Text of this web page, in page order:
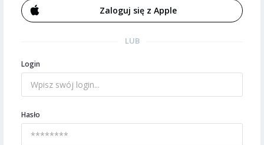
Zaloguj się z Apple
LUB
Login
Hasło